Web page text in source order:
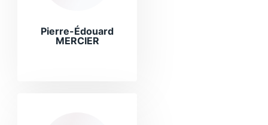
Pierre-Édouard
MERCIER